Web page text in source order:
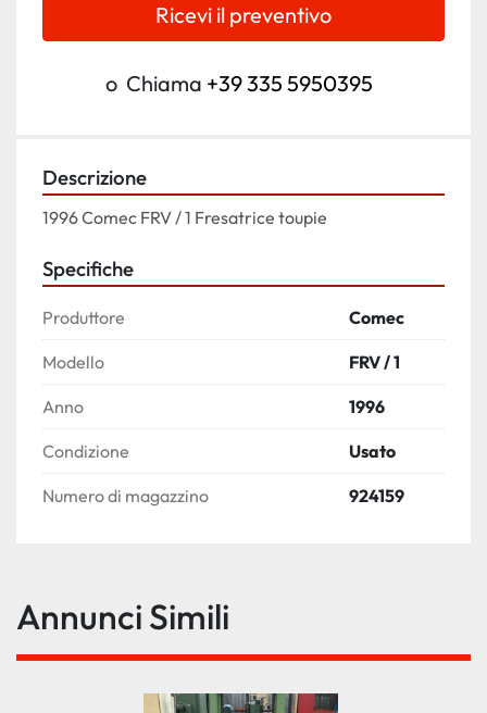
Ricevi il preventivo
o Chiama +39 335 5950395
Descrizione
1996 Comec FRV / 1 Fresatrice toupie
Specifiche
Produttore Comec
Modello FRV / 1
Anno 1996
Condizione Usato
Numero di magazzino 924159
Annunci Simili